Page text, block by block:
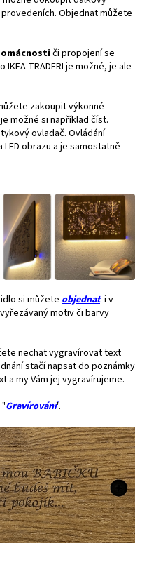
Objednat můžete
či propojení se
IKEA TRADFRI je možné, je ale
zakoupit výkonné
možné si například číst.
ovladač. Ovládání
obrazu a je samostatně
si můžete objednat i v
motiv či barvy
nechat vygravírovat text
stačí napsat do poznámky
a my Vám jej vygravírujeme.
Gravírování".